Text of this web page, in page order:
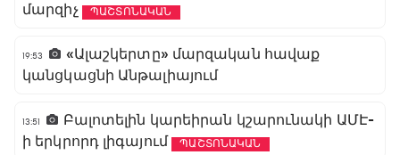
մարզիչ
ՊԱՇՏՈՆԱԿԱՆ
19:53
«Ալաշկերտը» մարզական հավաք
կանցկացնի Անթալիայում
13:51
Բալոտելին կարեիրան կշարունակի ԱՄԷ-
ի երկրորդ լիգայում
ՊԱՇՏՈՆԱԿԱՆ